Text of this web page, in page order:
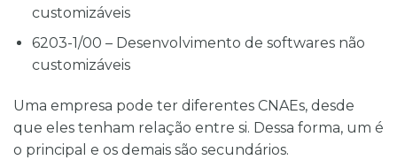
customizáveis
6203-1/00 – Desenvolvimento de softwares não
customizáveis
Uma empresa pode ter diferentes CNAEs, desde
que eles tenham relação entre si. Dessa forma, um é
o principal e os demais são secundários.